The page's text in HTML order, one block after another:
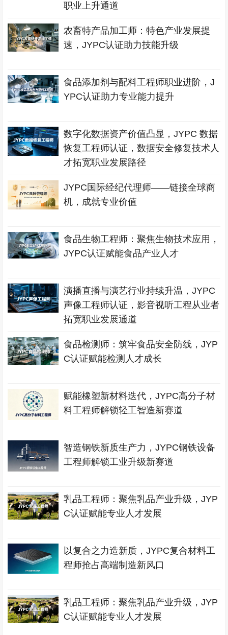
职业上升通道
农畜特产品加工师：特色产业发展提
速，JYPC认证助力技能升级
食品添加剂与配料工程师职业进阶，J
YPC认证助力专业能力提升
数字化数据资产价值凸显，JYPC 数据
恢复工程师认证，数据安全修复技术人
才拓宽职业发展路径
JYPC国际经纪代理师——链接全球商
机，成就专业价值
食品生物工程师：聚焦生物技术应用，
JYPC认证赋能食品产业人才
演播直播与演艺行业持续升温，JYPC
声像工程师认证，影音视听工程从业者
拓宽职业发展通道
食品检测师：筑牢食品安全防线，JYP
C认证赋能检测人才成长
赋能橡塑新材料迭代，JYPC高分子材
料工程师解锁轻工智造新赛道
智造钢铁新质生产力，JYPC钢铁设备
工程师解锁工业升级新赛道
乳品工程师：聚焦乳品产业升级，JYP
C认证赋能专业人才发展
以复合之力造新质，JYPC复合材料工
程师抢占高端制造新风口
乳品工程师：聚焦乳品产业升级，JYP
C认证赋能专业人才发展